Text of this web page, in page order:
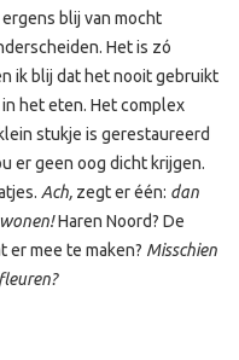
blij van mocht
Het is zó
ik blij dat het nooit gebruikt
het eten. Het complex
stukje is gerestaureerd
er geen oog dicht krijgen.
Ach, zegt er één: dan
Haren Noord? De
er mee te maken? Misschien